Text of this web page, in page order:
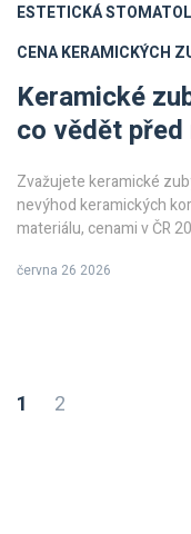
ESTETICKÁ
CENA KERAMICKÝCH
Keramické
co vědět
Zvažujete keramické
nevýhod keramických
materiálu, cenami v ČR
června 26 2026
1 2